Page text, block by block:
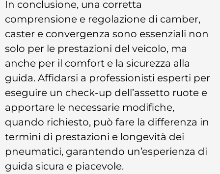
In conclusione, una corretta
comprensione e regolazione di camber,
caster e convergenza sono essenziali non
solo per le prestazioni del veicolo, ma
anche per il comfort e la sicurezza alla
guida. Affidarsi a professionisti esperti per
eseguire un check-up dell’assetto ruote e
apportare le necessarie modifiche,
quando richiesto, può fare la differenza in
termini di prestazioni e longevità dei
pneumatici, garantendo un’esperienza di
guida sicura e piacevole.